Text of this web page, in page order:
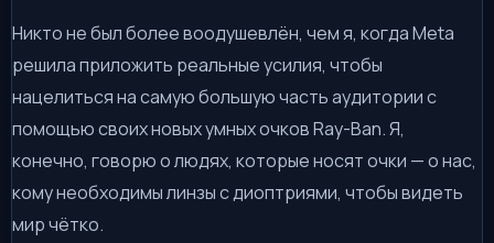
Никто не был более воодушевлён, чем я, когда Meta
решила приложить реальные усилия, чтобы
нацелиться на самую большую часть аудитории с
помощью своих новых умных очков Ray-Ban. Я,
конечно, говорю о людях, которые носят очки — о нас,
кому необходимы линзы с диоптриями, чтобы видеть
мир чётко.